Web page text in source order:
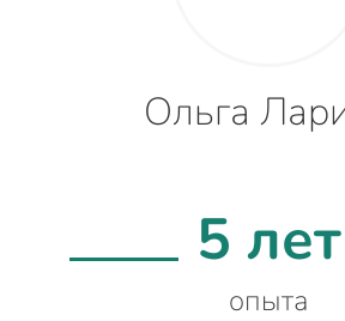
Ольга
5 лет
опыта